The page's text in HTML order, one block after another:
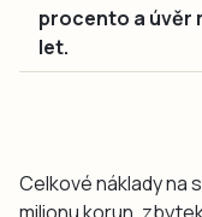
procento a úvěr
let.
Celkové náklady na